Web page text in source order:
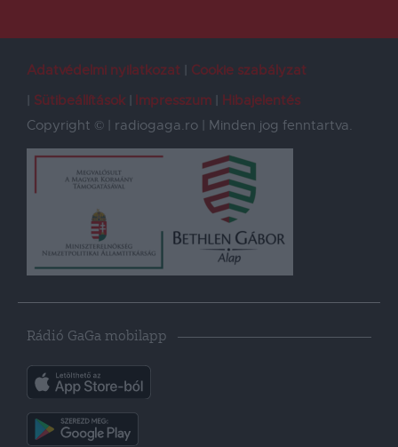
Adatvédelmi nyilatkozat
Cookie szabályzat
Sütibeállítások
Impresszum
Hibajelentés
Copyright © | radiogaga.ro | Minden jog fenntartva.
Rádió GaGa mobilapp